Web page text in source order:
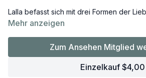
Lalla befasst sich mit drei Formen der
Wo liegt der Unterschied zwischen “ich
Inspirierende und einfühlsame Gedanken
Mehr anzeigen
Zum Ansehen Mitglied
Einzelkauf $4,00